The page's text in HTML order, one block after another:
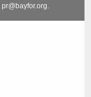
pr@bayfor.org.